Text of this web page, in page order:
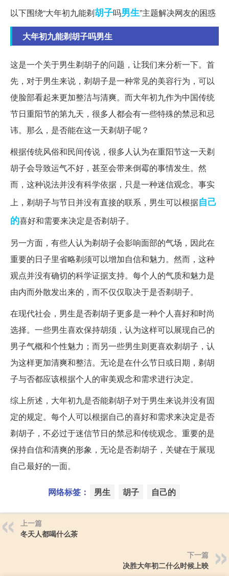
以下围绕“大年初九能剃胡子吗男生”主题解决网友的困惑
大年初九能剃胡子吗男生
这是一个关于男生剃胡子的问题，让我们来分析一下。首
先，对于男生来说，剃胡子是一种常见的美容行为，可以
使脸部看起来更加整洁与清爽。而大年初九作为中国传统
节日重阳节的第九天，很多人都会有一些特殊的禁忌和忌
讳。那么，是否能在这一天剃胡子呢？
根据传统风俗和民间传说，很多人认为在重阳节这一天剃
胡子会导致运气不好，甚至会带来倒霉的事情发生。然
而，这种说法并没有科学依据，只是一种迷信观念。事实
上，剃胡子与节日并没有直接的联系，男生可以根据自己
的喜好和需要来决定是否剃胡子。
另一方面，有些人认为剃胡子会影响面部的气场，因此在
重要的日子里省略剃须可以增加自信和魅力。然而，这种
观点并没有确切的科学证据支持。每个人的气质和魅力是
由内而外散发出来的，而不仅仅取决于是否剃胡子。
在现代社会，男生是否剃胡子更多是一种个人喜好和时尚
选择。一些男生喜欢保持胡须，认为这样可以展现自己的
男子气概和个性魅力；而另一些男生则更喜欢剃胡子，认
为这样更加清爽和整洁。无论是在什么节日或日期，剃胡
子与否都应该根据个人的审美观念和需求进行决定。
综上所述，大年初九是否能剃胡子对于男生来说并没有固
定的规定。每个人可以根据自己的喜好和需求来决定是否
剃胡子，不必过于迷信节日的禁忌和传统观念。重要的是
保持自信和清爽的形象，无论是否剃胡子，关键在于展现
自己最好的一面。
网络标签： 男生 胡子 自己的
上一篇
冬天人都喝什么茶
下一篇
决胜大年初二什么时候上映